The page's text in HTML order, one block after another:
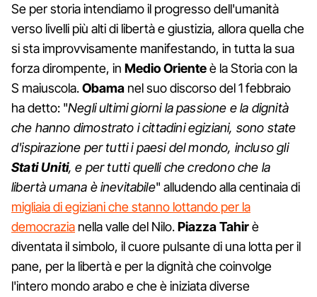
Se per storia intendiamo il progresso dell'umanità
verso livelli più alti di libertà e giustizia, allora quella che
si sta improvvisamente manifestando, in tutta la sua
forza dirompente, in Medio Orienteè la Storia con la
S maiuscola.Obama nel suo discorso del 1 febbraio
ha detto: "Negli ultimi giorni la passione e la dignità
che hanno dimostrato i cittadini egiziani, sono state
d'ispirazione per tutti i paesi del mondo, incluso gli
Stati Uniti, e per tutti quelli che credono che la
libertà umana è inevitabile" alludendo alla centinaia di
migliaia di egiziani che stanno lottando per la
democrazia nella valle del Nilo.Piazza Tahirè
diventata il simbolo, il cuore pulsante di una lotta per il
pane, per la libertà e per la dignità che coinvolge
l'intero mondo arabo e che è iniziata diverse